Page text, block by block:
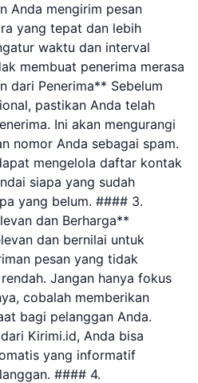
Anda mengirim pesan
yang tepat dan lebih
waktu dan interval
membuat penerima merasa
dari Penerima** Sebelum
pastikan Anda telah
Ini akan mengurangi
nomor Anda sebagai spam.
mengelola daftar kontak
siapa yang sudah
yang belum. #### 3.
dan Berharga**
dan bernilai untuk
pesan yang tidak
Jangan hanya fokus
cobalah memberikan
bagi pelanggan Anda.
Kirimi.id, Anda bisa
yang informatif
#### 4.